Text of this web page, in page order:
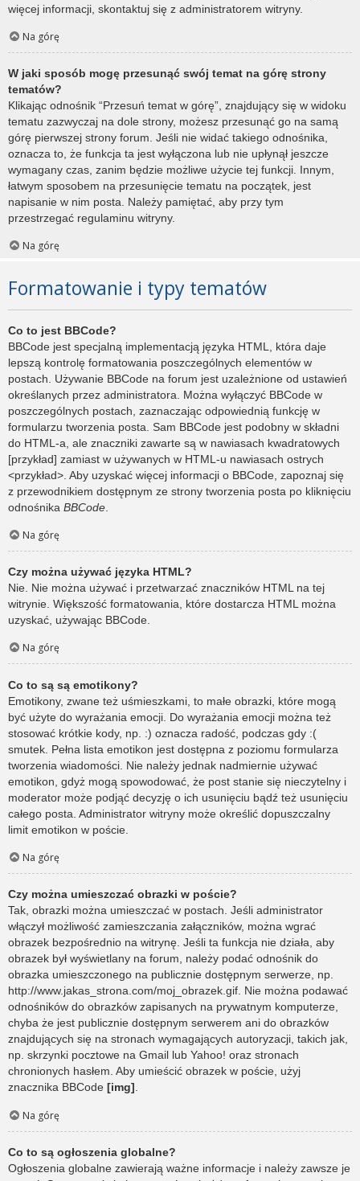
więcej informacji, skontaktuj się z administratorem witryny.
Na górę
W jaki sposób mogę przesunąć swój temat na górę strony
tematów?
Klikając odnośnik “Przesuń temat w górę”, znajdujący się w widoku
tematu zazwyczaj na dole strony, możesz przesunąć go na samą
górę pierwszej strony forum. Jeśli nie widać takiego odnośnika,
oznacza to, że funkcja ta jest wyłączona lub nie upłynął jeszcze
wymagany czas, zanim będzie możliwe użycie tej funkcji. Innym,
łatwym sposobem na przesunięcie tematu na początek, jest
napisanie w nim posta. Należy pamiętać, aby przy tym
przestrzegać regulaminu witryny.
Na górę
Formatowanie i typy tematów
Co to jest BBCode?
BBCode jest specjalną implementacją języka HTML, która daje
lepszą kontrolę formatowania poszczególnych elementów w
postach. Używanie BBCode na forum jest uzależnione od ustawień
określanych przez administratora. Można wyłączyć BBCode w
poszczególnych postach, zaznaczając odpowiednią funkcję w
formularzu tworzenia posta. Sam BBCode jest podobny w składni
do HTML-a, ale znaczniki zawarte są w nawiasach kwadratowych
[przykład] zamiast w używanych w HTML-u nawiasach ostrych
<przykład>. Aby uzyskać więcej informacji o BBCode, zapoznaj się
z przewodnikiem dostępnym ze strony tworzenia posta po kliknięciu
odnośnika BBCode
Na górę
Czy można używać języka HTML?
Nie. Nie można używać i przetwarzać znaczników HTML na tej
witrynie. Większość formatowania, które dostarcza HTML można
uzyskać, używając BBCode.
Na górę
Co to są są emotikony?
Emotikony, zwane też uśmieszkami, to małe obrazki, które mogą
być użyte do wyrażania emocji. Do wyrażania emocji można też
stosować krótkie kody, np. :) oznacza radość, podczas gdy :(
smutek. Pełna lista emotikon jest dostępna z poziomu formularza
tworzenia wiadomości. Nie należy jednak nadmiernie używać
emotikon, gdyż mogą spowodować, że post stanie się nieczytelny i
moderator może podjąć decyzję o ich usunięciu bądź też usunięciu
całego posta. Administrator witryny może określić dopuszczalny
limit emotikon w poście.
Na górę
Czy można umieszczać obrazki w poście?
Tak, obrazki można umieszczać w postach. Jeśli administrator
włączył możliwość zamieszczania załączników, można wgrać
obrazek bezpośrednio na witrynę. Jeśli ta funkcja nie działa, aby
obrazek był wyświetlany na forum, należy podać odnośnik do
obrazka umieszczonego na publicznie dostępnym serwerze, np.
http://www.jakas_strona.com/moj_obrazek.gif. Nie można podawać
odnośników do obrazków zapisanych na prywatnym komputerze,
chyba że jest publicznie dostępnym serwerem ani do obrazków
znajdujących się na stronach wymagających autoryzacji, takich jak,
np. skrzynki pocztowe na Gmail lub Yahoo! oraz stronach
chronionych hasłem. Aby umieścić obrazek w poście, użyj
znacznika BBCode [img].
Na górę
Co to są ogłoszenia globalne?
Ogłoszenia globalne zawierają ważne informacje i należy zawsze je